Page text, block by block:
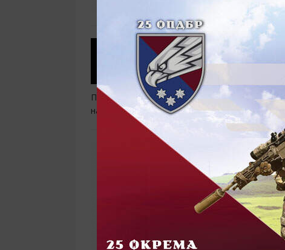
Тест-
Паб "Gastro'li", который мы отправились
находится на ул. Сталеваров, 24. Мы пошли
От
По нему
Правый